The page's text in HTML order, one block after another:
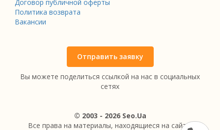
Договор публичной оферты
Политика возврата
Вакансии
Отправить заявку
Вы можете поделиться ссылкой на нас в социальных
сетях
© 2003 - 2026 Seo.Ua
Все права на материалы, находящиеся на сайте,